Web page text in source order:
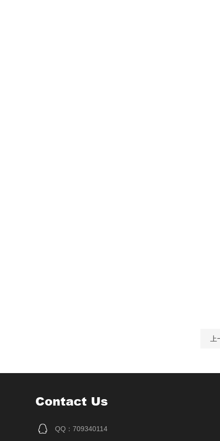
Contact Us
QQ：709340114